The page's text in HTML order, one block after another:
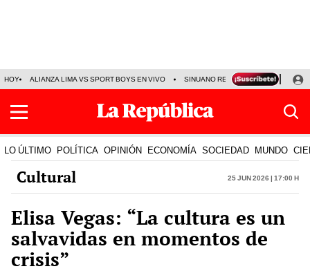
HOY ALIANZA LIMA VS SPORT BOYS EN VIVO SINUANO RESULTADOS HOY
LO ÚLTIMO POLÍTICA OPINIÓN ECONOMÍA SOCIEDAD MUNDO
Cultural 25 Jun 2026 | 17:00 h
Elisa Vegas: “La cultura es un
salvavidas en momentos de
crisis”